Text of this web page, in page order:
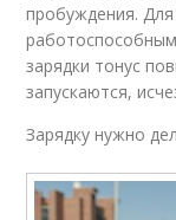
пробуждения.
зарядки тонус
запускаются,
Зарядку нужно